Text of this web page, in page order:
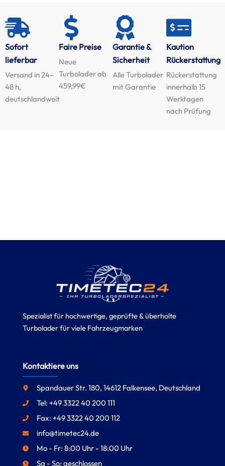
Sofort
lieferbar
Versand in 24–
48 h,
deutschlandweit
Faire Preise
Neue
Turbolader ab
459,99€
Garantie &
Sicherheit
Alle Turbolader
mit Garantie
Kaution
Rückerstattung
Rückerstattung
innerhalb 15
Werktagen
nach Prüfung
Spezialist für hochwertige, geprüfte & überholte
Turbolader für viele Fahrzeugmarken
Kontaktiere uns
Spandauer Str. 180, 14612 Falkensee, Deutschland
Tel: +49 3322 40 200 111
Fax: +49 3322 40 200 112
info@timetec24.de
Mo - Fr: 8:00 Uhr - 18:00 Uhr
Sa - So: geschlossen